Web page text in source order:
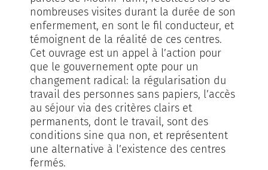
nombreuses visites durant la durée de son
enfermement, en sont le fil conducteur, et
témoignent de la réalité de ces centres.
Cet ouvrage est un appel à l’action pour
que le gouvernement opte pour un
changement radical: la régularisation du
travail des personnes sans papiers, l’accès
au séjour via des critères clairs et
permanents, dont le travail, sont des
conditions sine qua non, et représentent
une alternative à l’existence des centres
fermés.